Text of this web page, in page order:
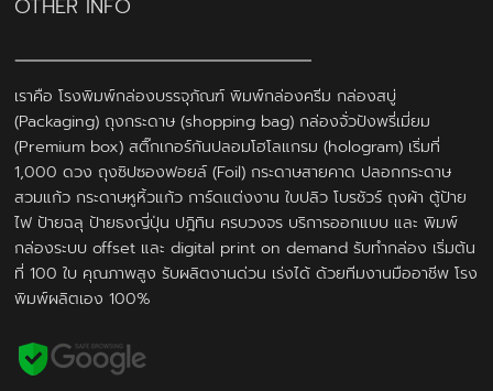
เราคือ โรงพิมพ์กล่องบรรจุภัณฑ์ พิมพ์กล่องครีม กล่องสบู่
(Packaging) ถุงกระดาษ (shopping bag) กล่องจั่วปังพรี่เมี่ยม
(Premium box) สติ๊กเกอร์กันปลอมโฮโลแกรม (hologram) เริ่มที่
1,000 ดวง ถุงซิปซองฟอยล์ (Foil) กระดาษสายคาด ปลอกกระดาษ
สวมแก้ว กระดาษหูหิ้วแก้ว การ์ดแต่งงาน ใบปลิว โบรชัวร์ ถุงผ้า ตู้ป้าย
ไฟ ป้ายฉลุ ป้ายธงญี่ปุ่น ปฎิทิน ครบวงจร บริการออกแบบ และ พิมพ์
กล่องระบบ offset และ digital print on demand รับทำกล่อง เริ่มต้น
ที่ 100 ใบ คุณภาพสูง รับผลิตงานด่วน เร่งได้ ด้วยทีมงานมืออาชีพ โรง
พิมพ์ผลิตเอง 100%